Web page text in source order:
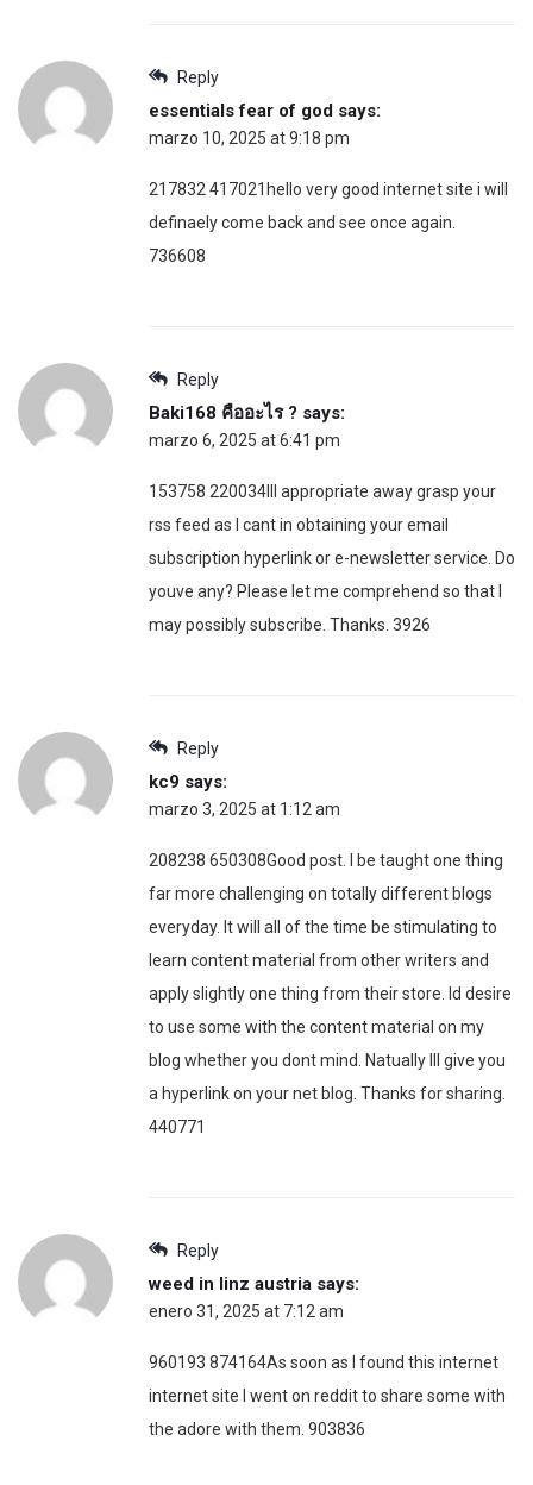
Reply
essentials fear of god says:
marzo 10, 2025 at 9:18 pm
217832 417021hello very good internet site i will
definaely come back and see once again.
736608
Reply
Baki168 คืออะไร ? says:
marzo 6, 2025 at 6:41 pm
153758 220034Ill appropriate away grasp your
rss feed as I cant in obtaining your email
subscription hyperlink or e-newsletter service. Do
youve any? Please let me comprehend so that I
may possibly subscribe. Thanks. 3926
Reply
kc9 says:
marzo 3, 2025 at 1:12 am
208238 650308Good post. I be taught one thing
far more challenging on totally different blogs
everyday. It will all of the time be stimulating to
learn content material from other writers and
apply slightly one thing from their store. Id desire
to use some with the content material on my
blog whether you dont mind. Natually Ill give you
a hyperlink on your net blog. Thanks for sharing.
440771
Reply
weed in linz austria says:
enero 31, 2025 at 7:12 am
960193 874164As soon as I found this internet
internet site I went on reddit to share some with
the adore with them. 903836